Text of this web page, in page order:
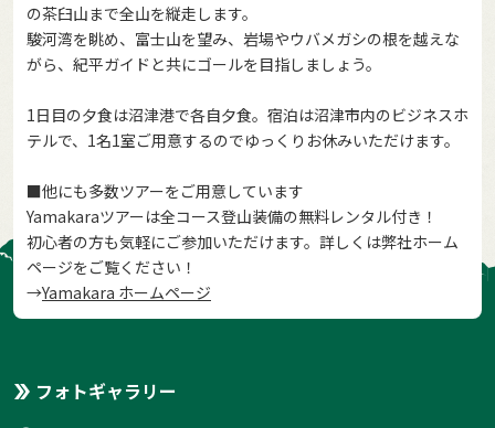
の茶臼山まで全山を縦走します。
駿河湾を眺め、富士山を望み、岩場やウバメガシの根を越えな
がら、紀平ガイドと共にゴールを目指しましょう。
1日目の夕食は沼津港で各自夕食。宿泊は沼津市内のビジネスホ
テルで、1名1室ご用意するのでゆっくりお休みいただけます。
■他にも多数ツアーをご用意しています
Yamakaraツアーは全コース登山装備の無料レンタル付き！
初心者の方も気軽にご参加いただけます。詳しくは弊社ホーム
ページをご覧ください！
→Yamakara ホームページ
フォトギャラリー